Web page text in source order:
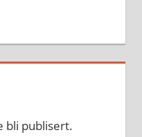
bli publisert.